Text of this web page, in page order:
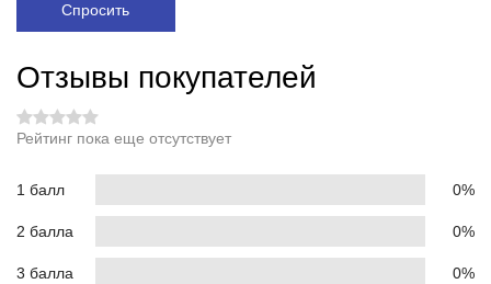
Спросить
Отзывы покупателей
Рейтинг пока еще отсутствует
1 балл 0%
2 балла 0%
3 балла 0%